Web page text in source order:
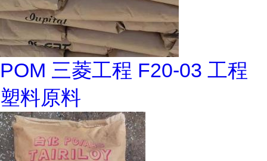
POM 三菱工程 F20-03 工程
塑料原料